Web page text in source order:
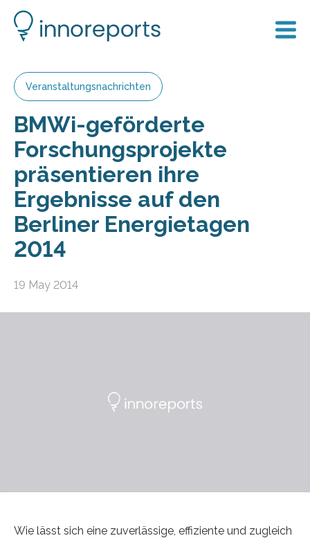
Veranstaltungsnachrichten
BMWi-geförderte
Forschungsprojekte
präsentieren ihre
Ergebnisse auf den
Berliner Energietagen
2014
19 May 2014
Wie lässt sich eine zuverlässige, effiziente und zugleich